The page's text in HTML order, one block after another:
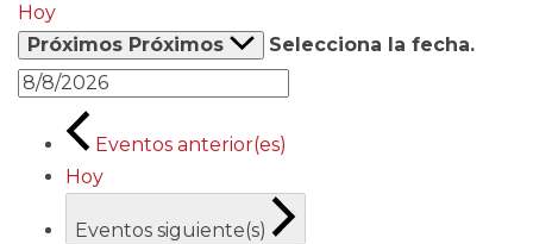
Hoy
Próximos Próximos Selecciona la fecha.
Eventos anterior(es)
Hoy
Eventos siguiente(s)